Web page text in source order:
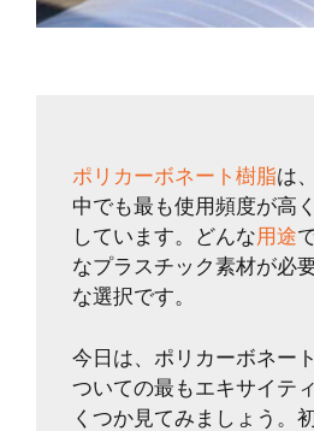
ポリカーボネート樹脂は
中でも最も使用頻度が高
しています。どんな用途
なプラスチック素材が必
な選択です。
今日は、ポリカーボネー
ついての最もエキサイテ
くつか見てみましょう。